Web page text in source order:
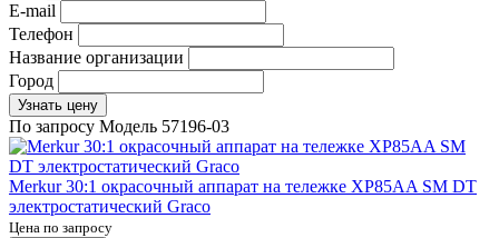
E-mail
Телефон
Название организации
Город
Узнать цену
По запросу Модель 57196-03
Merkur 30:1 окрасочный аппарат на тележке XP85AA SM DT
электростатический Graco
Цена по запросу